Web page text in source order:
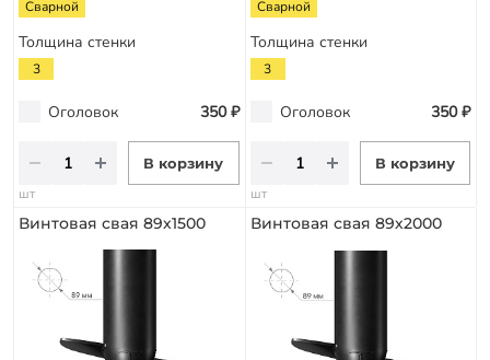
Сварной
Толщина стенки
3
Оголовок 350 ₽
В корзину
шт
Сварной
Толщина стенки
3
Оголовок 350 ₽
В корзину
шт
Винтовая свая 89х1500 Винтовая свая 89х2000